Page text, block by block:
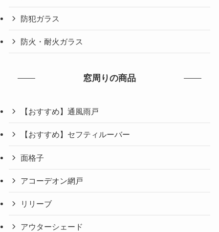
防犯ガラス
防火・耐火ガラス
窓周りの商品
【おすすめ】通風雨戸
【おすすめ】セフティルーバー
面格子
アコーデオン網戸
リリーブ
アウターシェード